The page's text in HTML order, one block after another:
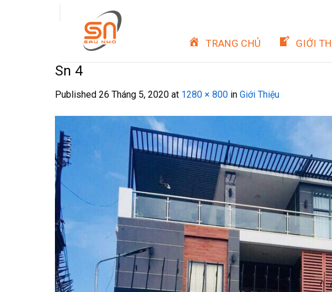
TRANG CHỦ GIỚI
Sn 4
Published 26 Tháng 5, 2020 at 1280 × 800 in Giới Thiệu